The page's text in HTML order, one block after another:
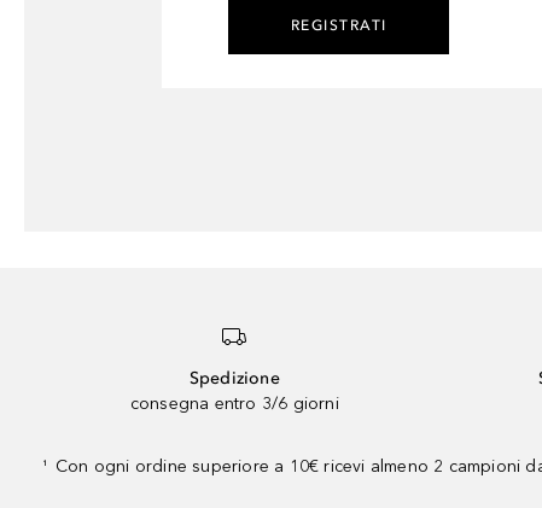
REGISTRATI
Spedizione
consegna entro 3/6 giorni
¹ Con ogni ordine superiore a 10€ ricevi almeno 2 campioni